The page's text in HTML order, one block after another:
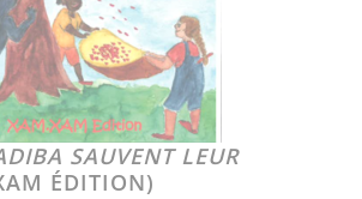
SAUVENT LEUR
ÉDITION)